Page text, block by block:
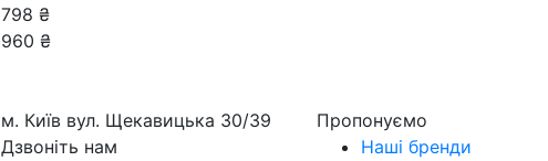
798 ₴
960 ₴
м. Київ вул. Щекавицька 30/39
Дзвоніть нам
Пропонуємо
Наші бренди